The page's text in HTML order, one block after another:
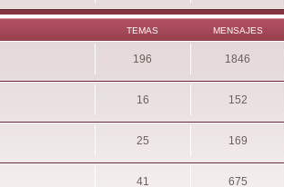
TEMAS MENSAJES
196 1846
16 152
25 169
41 675